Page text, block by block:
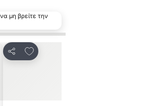
μη βρείτε την
Κοινοποίηση
Προσθήκη στα αγαπημένα